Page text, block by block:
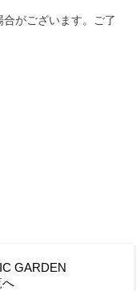
がございます。ご了
GARDEN
へ